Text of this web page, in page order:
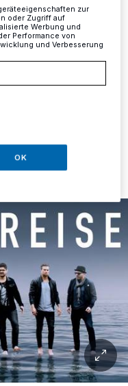
gibt die Band
Stadthalle ein
durch Auftritte,
zur
oder Zugriff auf
Werbung und
Performance von
und Verbesserung
OK